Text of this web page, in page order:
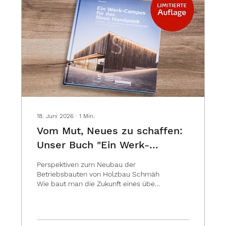
innovativ und ressourcenschonend
sie aber hier zum Einsatz kommt, ist...
18. Juni 2026 ∙1 Min.
Vom Mut, Neues zu schaffen:
Unser Buch "Ein Werk-
Campus für das Neue
Handwerk"
Perspektiven zum Neubau der
Betriebsbauten von Holzbau Schmäh
Wie baut man die Zukunft eines über
unsere Antworten darauf. Unter